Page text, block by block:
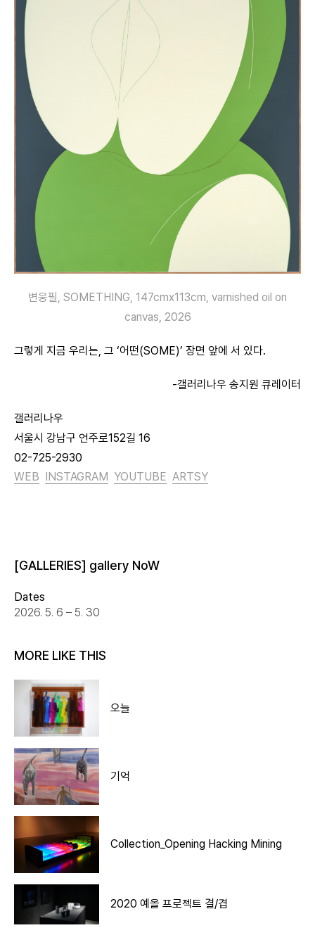
변웅필, SOMETHING, 147cmx113cm, varnished oil on
canvas, 2026
그렇게 지금 우리는, 그 ‘어떤(SOME)’ 장면 앞에 서 있다.
-갤러리나우 송지원 큐레이터
갤러리나우
서울시 강남구 언주로152길 16
02-725-2930
WEB
INSTAGRAM YOUTUBE ARTSY
[GALLERIES] gallery NoW
Dates
2026. 5. 6 – 5. 30
MORE LIKE THIS
오늘
기억
Collection_Opening Hacking Mining
2020 예올 프로젝트 결/겹